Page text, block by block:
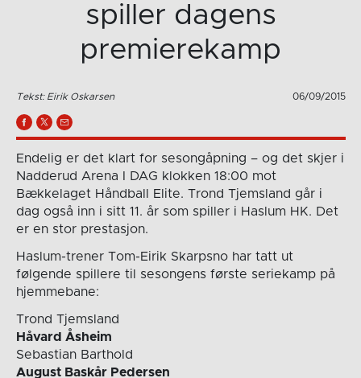
spiller dagens
premierekamp
Tekst: Eirik Oskarsen 06/09/2015
Endelig er det klart for sesongåpning – og det skjer i
Nadderud Arena I DAG klokken 18:00 mot
Bækkelaget Håndball Elite. Trond Tjemsland går i
dag også inn i sitt 11. år som spiller i Haslum HK. Det
er en stor prestasjon.
Haslum-trener Tom-Eirik Skarpsno har tatt ut
følgende spillere til sesongens første seriekamp på
hjemmebane:
Trond Tjemsland
Håvard Åsheim
Sebastian Barthold
August Baskår Pedersen